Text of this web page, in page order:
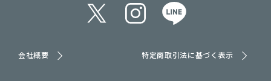
会社概要 特定商取引法に基づく表示